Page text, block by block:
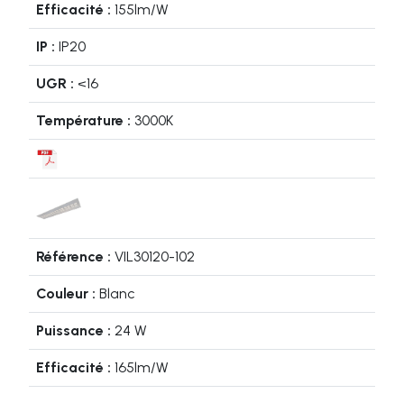
155lm/W
IP20
<16
3000K
VIL30120-102
Blanc
24 W
165lm/W